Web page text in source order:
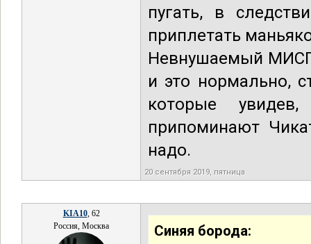
пугать, в
приплетать
Невнушаемый МИСП
и это нормально,
которые
припоминают
надо.
20 сентября 2019, пятница
KIA10, 62
Россия, Москва
Синяя борода: